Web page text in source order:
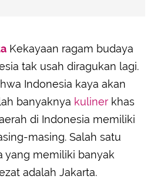
Kekayaan ragam budaya
tak usah diragukan lagi.
Indonesia kaya akan
banyaknya kuliner khas
di Indonesia memiliki
masing. Salah satu
yang memiliki banyak
adalah Jakarta.